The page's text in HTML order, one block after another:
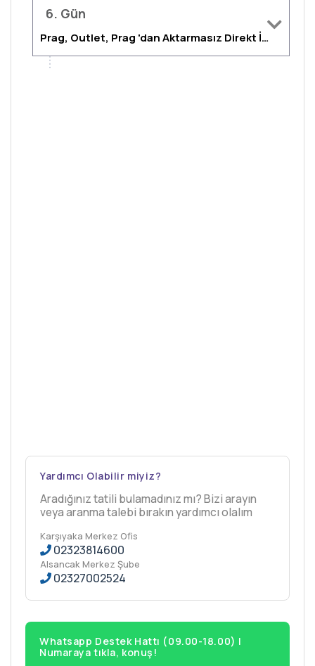
6. Gün
Prag, Outlet, Prag 'dan Aktarmasız Direkt İzmir
Yardımcı Olabilir miyiz?
Aradığınız tatili bulamadınız mı? Bizi arayın
veya aranma talebi bırakın yardımcı olalım
Karşıyaka Merkez Ofis
02323814600
Alsancak Merkez Şube
02327002524
Whatsapp Destek Hattı (09.00-18.00) |
Numaraya tıkla, konuş!